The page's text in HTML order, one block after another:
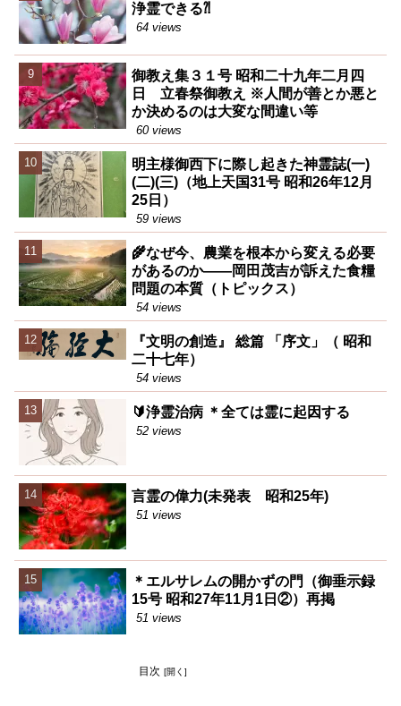
浄霊できる⁈
64 views
御教え集３１号 昭和二十九年二月四
日 立春祭御教え ※人間が善とか悪と
か決めるのは大変な間違い等
60 views
明主様御西下に際し起きた神霊誌(一)
(二)(三)（地上天国31号 昭和26年12月
25日）
59 views
🌾なぜ今、農業を根本から変える必要
があるのか――岡田茂吉が訴えた食糧
問題の本質（トピックス）
54 views
『文明の創造』 総篇 「序文」（ 昭和
二十七年）
54 views
🔰浄霊治病 ＊全ては霊に起因する
52 views
言霊の偉力(未発表 昭和25年)
51 views
＊エルサレムの開かずの門（御垂示録
15号 昭和27年11月1日②）再掲
51 views
目次